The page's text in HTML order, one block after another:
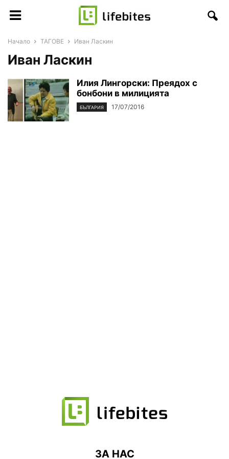
Начало ТАГОВЕ Иван Ласкин
Иван Ласкин
Илия Лингорски: Преядох с
бонбони в милицията
БЪЛГАРИЯ 17/07/2016
ЗА НАС